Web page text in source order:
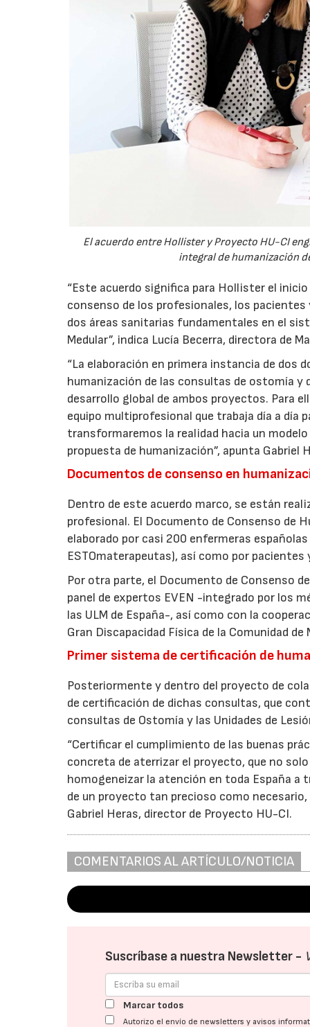
El acuerdo entre Hollister y Proyecto HU-CI
integral de humanización
“Este acuerdo significa para Hollister el
consenso de los profesionales, los
dos áreas sanitarias fundamentales en el
Medular”, indica Lucía Becerra, directora de
“La elaboración en primera instancia de dos
humanización de las consultas de ostomía y
desarrollo global de ambos proyectos. Para
equipo multiprofesional que trabaja día a día
transformaremos la realidad hacia un
propuesta de humanización”, apunta Gabriel
Documentos de consenso en
Dentro de este acuerdo marco, se están
profesional. El Documento de Consenso de
elaborado por casi 200 enfermeras
ESTOmaterapeutas), así como por pacientes
Por otra parte, el Documento de Consenso
panel de expertos EVEN -integrado por los
las ULM de España-, así como con la
Gran Discapacidad Física de la Comunidad de
Primer sistema de certificación de
Posteriormente y dentro del proyecto de
de certificación de dichas consultas, que
consultas de Ostomía y las Unidades de
“Certificar el cumplimiento de las buenas
concreta de aterrizar el proyecto, que no
homogeneizar la atención en toda España
de un proyecto tan precioso como
Gabriel Heras, director de Proyecto HU-CI.
COMENTARIOS AL ARTÍCULO/NOTICIA
Suscríbase a nuestra Newsletter -
Marcar todos
Autorizo el envío de newsletters y avisos